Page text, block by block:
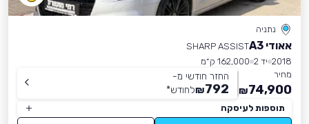
נתניה
אאודי A3
SHARP ASSIST
2018 יד 2
162,000 ק״מ
מחיר
74,900
₪
החזר חודשי מ-
792
₪לחודש*
תוספות לעיסקה